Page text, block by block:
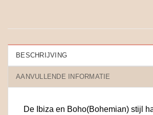
BESCHRIJVING
AANVULLENDE INFORMATIE
De Ibiza en Boho(Bohemian) stijl